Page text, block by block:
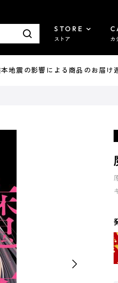
STORE
ストア カ
震の影響による商品のお届け